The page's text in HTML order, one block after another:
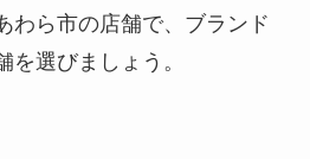
わら市の店舗で、ブランド
を選びましょう。